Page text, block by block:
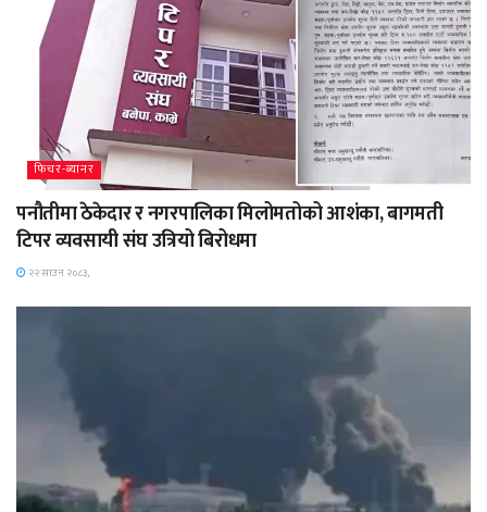
फिचर-ब्यानर
पनौतीमा ठेकेदार र नगरपालिका मिलोमतोको आशंका, बागमती
टिपर व्यवसायी संघ उत्रियो बिरोधमा
२२ साउन २०८३,